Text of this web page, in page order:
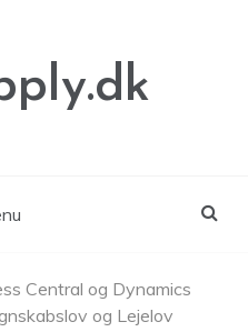
Central og Dynamics
og Lejelov